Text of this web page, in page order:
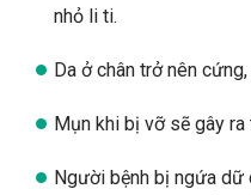
nhỏ li ti.
Da ở chân trở nên
Mụn khi bị vỡ sẽ gây
Người bệnh bị ngứa dữ